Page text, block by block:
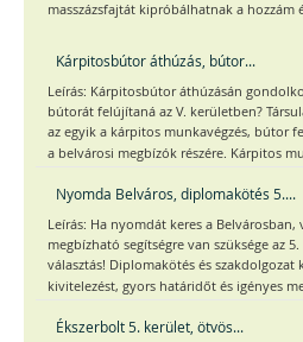
masszázsfajtát kipróbálhatnak a hozzám
Kárpitosbútor áthúzás, bútor...
Leírás: Kárpitosbútor áthúzásán
bútorát felújítaná az V. kerületben?
az egyik a kárpitos munkavégzés, bútor
a belvárosi megbízók részére. Kárpitos
Nyomda Belváros, diplomakötés 5....
Leírás: Ha nyomdát keres a
megbízható segítségre van szüksége az
választás! Diplomakötés és szakdolgozat
kivitelezést, gyors határidőt és igényes
Ékszerbolt 5. kerület, ötvös...